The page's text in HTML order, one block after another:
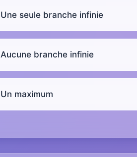
Une seule branche infinie
Aucune branche infinie
Un maximum